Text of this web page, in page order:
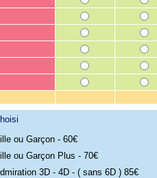
ou Garçon - 60€
ou Garçon Plus - 70€
3D - 4D - ( sans 6D ) 85€